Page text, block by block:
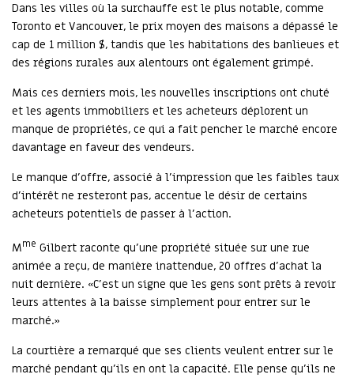
Dans les villes où la surchauffe est le plus notable, comme
Toronto et Vancouver, le prix moyen des maisons a dépassé le
cap de 1 million $, tandis que les habitations des banlieues et
des régions rurales aux alentours ont également grimpé.
Mais ces derniers mois, les nouvelles inscriptions ont chuté
et les agents immobiliers et les acheteurs déplorent un
manque de propriétés, ce qui a fait pencher le marché encore
davantage en faveur des vendeurs.
Le manque d'offre, associé à l'impression que les faibles taux
d'intérêt ne resteront pas, accentue le désir de certains
acheteurs potentiels de passer à l'action.
Mme Gilbert raconte qu'une propriété située sur une rue
animée a reçu, de manière inattendue, 20 offres d'achat la
nuit dernière. «C'est un signe que les gens sont prêts à revoir
leurs attentes à la baisse simplement pour entrer sur le
marché.»
La courtière a remarqué que ses clients veulent entrer sur le
marché pendant qu'ils en ont la capacité. Elle pense qu'ils ne